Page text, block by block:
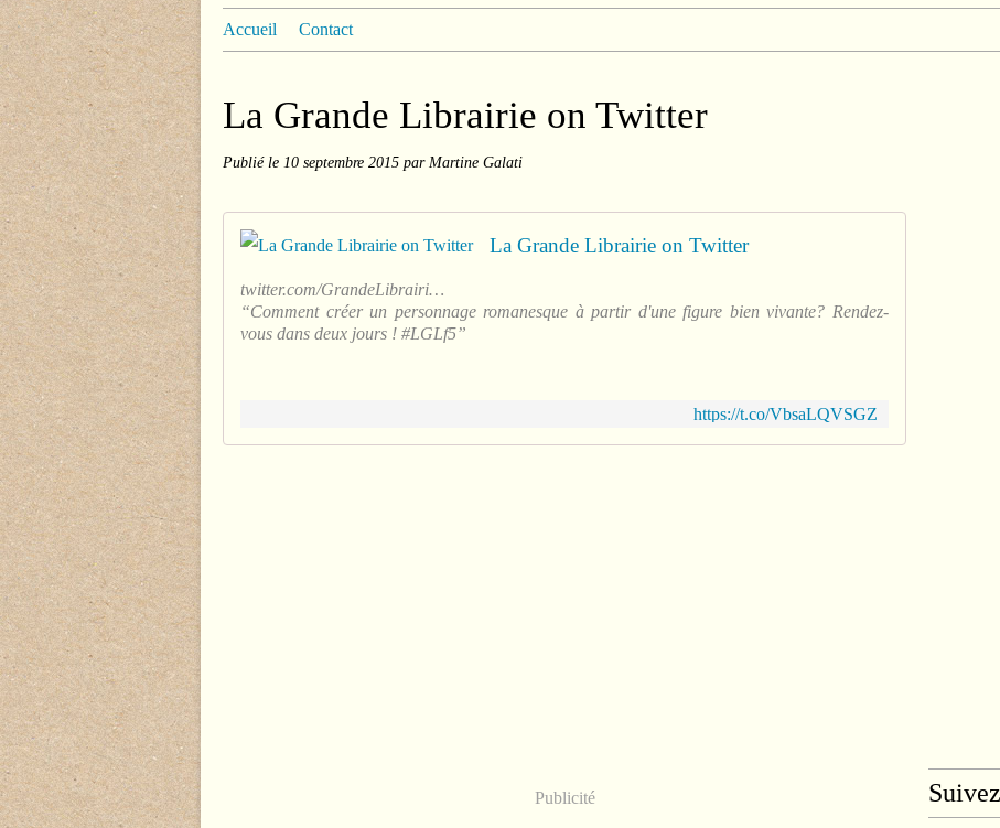
Accueil Contact
La Grande Librairie on Twitter
Publié le 10 septembre 2015 par Martine Galati
La Grande Librairie on Twitter
twitter.com/GrandeLibrairi…
“Comment créer un personnage romanesque à partir d'une figure bien vivante? Rendez-
vous dans deux jours ! #LGLf5”
https://t.co/VbsaLQVSGZ
Publicité